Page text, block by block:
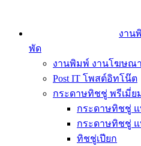
งาน
พัด
งานพิมพ์ งานโฆษณ
Post IT โพสต์อิทโน๊ต
กระดาษทิชชู่ พรีเมี่ย
กระดาษทิชชู่
กระดาษทิชชู่
ทิชชู่เปียก